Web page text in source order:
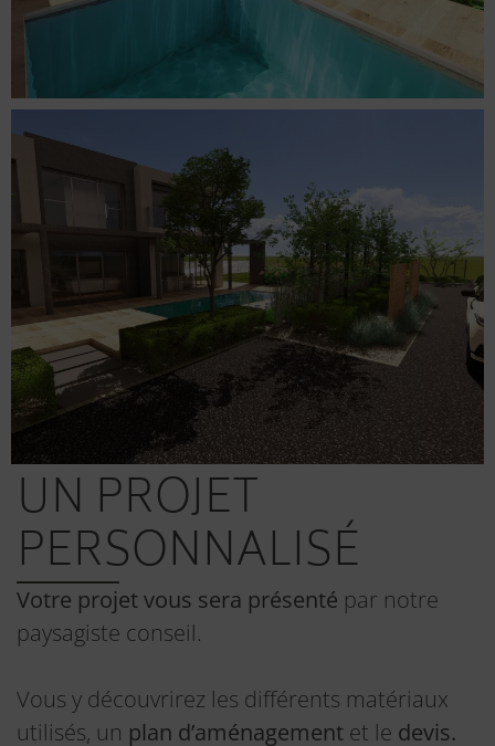
UN PROJET
PERSONNALISÉ
Votre projet vous sera présenté par notre
paysagiste conseil.
Vous y découvrirez les différents matériaux
utilisés, un plan d’aménagement et le devis.